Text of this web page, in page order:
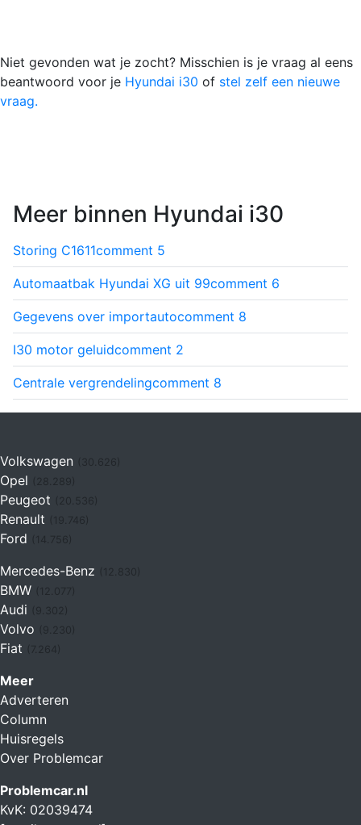
Niet gevonden wat je zocht? Misschien is je vraag al eens
beantwoord voor je Hyundai i30 of stel zelf een nieuwe
vraag.
Meer binnen Hyundai i30
Storing C1611comment 5
Automaatbak Hyundai XG uit 99comment 6
Gegevens over importautocomment 8
I30 motor geluidcomment 2
Centrale vergrendelingcomment 8
Volkswagen (30.626)
Opel
Peugeot (20.536)
Renault (19.746)
Ford (14.756)
Mercedes-Benz
BMW
Audi
Volvo
Fiat (7.264)
Meer
Adverteren
Column
Huisregels
Over Problemcar
Problemcar.nl
KvK: 02039474